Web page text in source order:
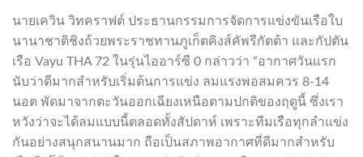
นายเควิน วิทคราฟต์ ประธานกรรมการจัดการแข่งขันเรือใบ
นานาชาติชิงถ้วยพระราชทานภูเก็ตคิงส์คัพรีกัตต้า และกัปตัน
เรือ Vayu THA 72 ในรุ่นไออาร์ซี 0 กล่าวว่า “อากาศวันแรก
นับว่าดีมากสำหรับเริ่มต้นการแข่ง ลมแรงพอสมควร 8-14
นอต พัดมาจากตะวันออกเฉียงเหนือตามปกติของฤดูนี้ ซึ่งเรา
หวังว่าจะได้ลมแบบนี้ตลอดทั้งสัปดาห์ เพราะทีมเรือทุกลำแข่ง
กันอย่างสนุกสนานมาก ถือเป็นสภาพอากาศที่ดีมากสำหรับ